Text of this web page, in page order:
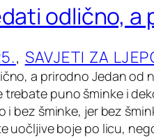
odlično, a
, SAVJETI ZA
a prirodno Jedan od
trebate puno šminke i
i bez šminke, jer bez
uočljive boje po licu,